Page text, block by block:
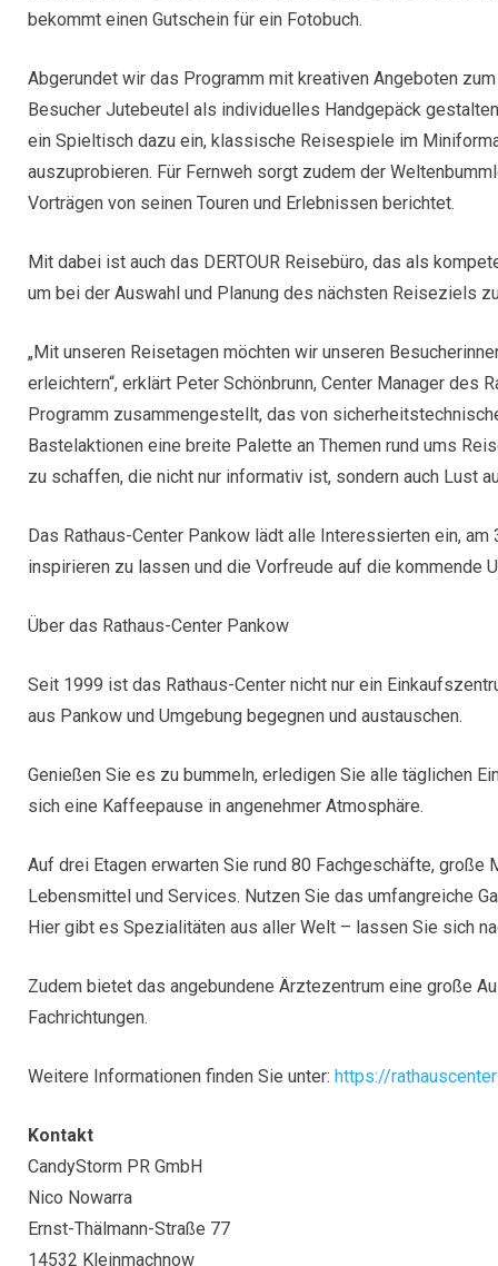
bekommt einen Gutschein für ein Fotobuch.
Abgerundet wir das Programm mit kreativen Angeboten
Besucher Jutebeutel als individuelles Handgepäck
ein Spieltisch dazu ein, klassische Reisespiele im
auszuprobieren. Für Fernweh sorgt zudem der
Vorträgen von seinen Touren und Erlebnissen berichtet.
Mit dabei ist auch das DERTOUR Reisebüro, das als
um bei der Auswahl und Planung des nächsten Reiseziels
„Mit unseren Reisetagen möchten wir unseren
erleichtern“, erklärt Peter Schönbrunn, Center Manager des
Programm zusammengestellt, das von
Bastelaktionen eine breite Palette an Themen rund ums
zu schaffen, die nicht nur informativ ist, sondern auch Lust
Das Rathaus-Center Pankow lädt alle Interessierten ein,
inspirieren zu lassen und die Vorfreude auf die kommende
Über das Rathaus-Center Pankow
Seit 1999 ist das Rathaus-Center nicht nur ein
aus Pankow und Umgebung begegnen und austauschen.
Genießen Sie es zu bummeln, erledigen Sie alle täglichen
sich eine Kaffeepause in angenehmer Atmosphäre.
Auf drei Etagen erwarten Sie rund 80 Fachgeschäfte, große
Lebensmittel und Services. Nutzen Sie das umfangreiche
Hier gibt es Spezialitäten aus aller Welt – lassen Sie sich
Zudem bietet das angebundene Ärztezentrum eine große
Fachrichtungen.
Weitere Informationen finden Sie unter: https://
Kontakt
CandyStorm PR GmbH
Nico Nowarra
Ernst-Thälmann-Straße 77
14532 Kleinmachnow